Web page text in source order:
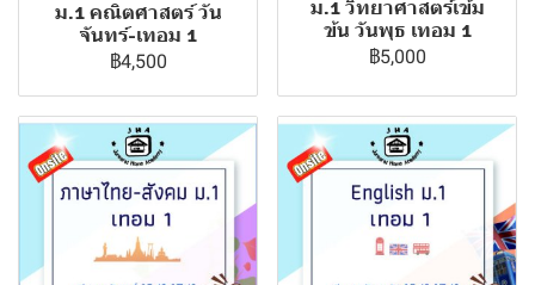
ม.1 คณิตศาสตร์ วัน
จันทร์-เทอม 1
฿4,500
ม.1 วิทยาศาสตร์เข้ม
ข้น วันพุธ เทอม 1
฿5,000